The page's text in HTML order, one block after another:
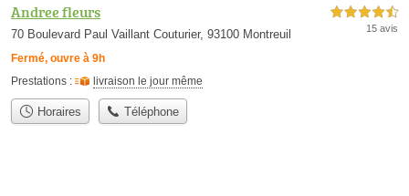
Andree fleurs
70 Boulevard Paul Vaillant Couturier, 93100 Montreuil
Fermé, ouvre à 9h
4,5 étoiles sur 5
15 avis
Prestations : livraison le jour même
Horaires Téléphone